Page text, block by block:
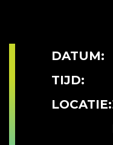
DATUM:
TIJD:
LOCATIE: